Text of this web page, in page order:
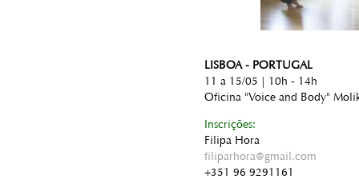
LISBOA - PORTUGAL
11 a 15/05 | 10h - 14h
Oficina "Voice and Body"
Inscrições:
Filipa Hora
filiparhora@gmail.com
+351 96 9291161